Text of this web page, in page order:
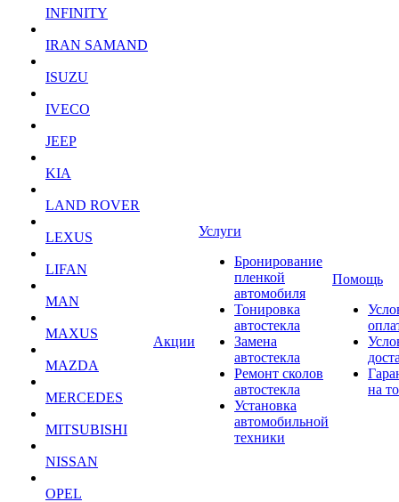
INFINITY
IRAN SAMAND
ISUZU
IVECO
JEEP
KIA
LAND ROVER
LEXUS
LIFAN
MAN
MAXUS
MAZDA
MERCEDES
MITSUBISHI
NISSAN
OPEL
Акции
Услуги
Бронирование
пленкой
автомобиля
Тонировка
автостекла
Замена
автостекла
Ремонт сколов
автостекла
Установка
автомобильной
техники
Помощь
на